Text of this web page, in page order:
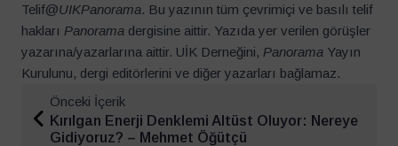
Telif@UIKPanorama. Bu yazının tüm çevrimiçi ve basılı telif
hakları Panorama dergisine aittir. Yazıda yer verilen görüşler
yazarına/yazarlarına aittir. UİK Derneğini, Panorama Yayın
Kurulunu, dergi editörlerini ve diğer yazarları bağlamaz.
Önceki İçerik
Kırılgan Enerji Denklemi Altüst Oluyor: Nereye
Gidiyoruz? – Mehmet Öğütçü